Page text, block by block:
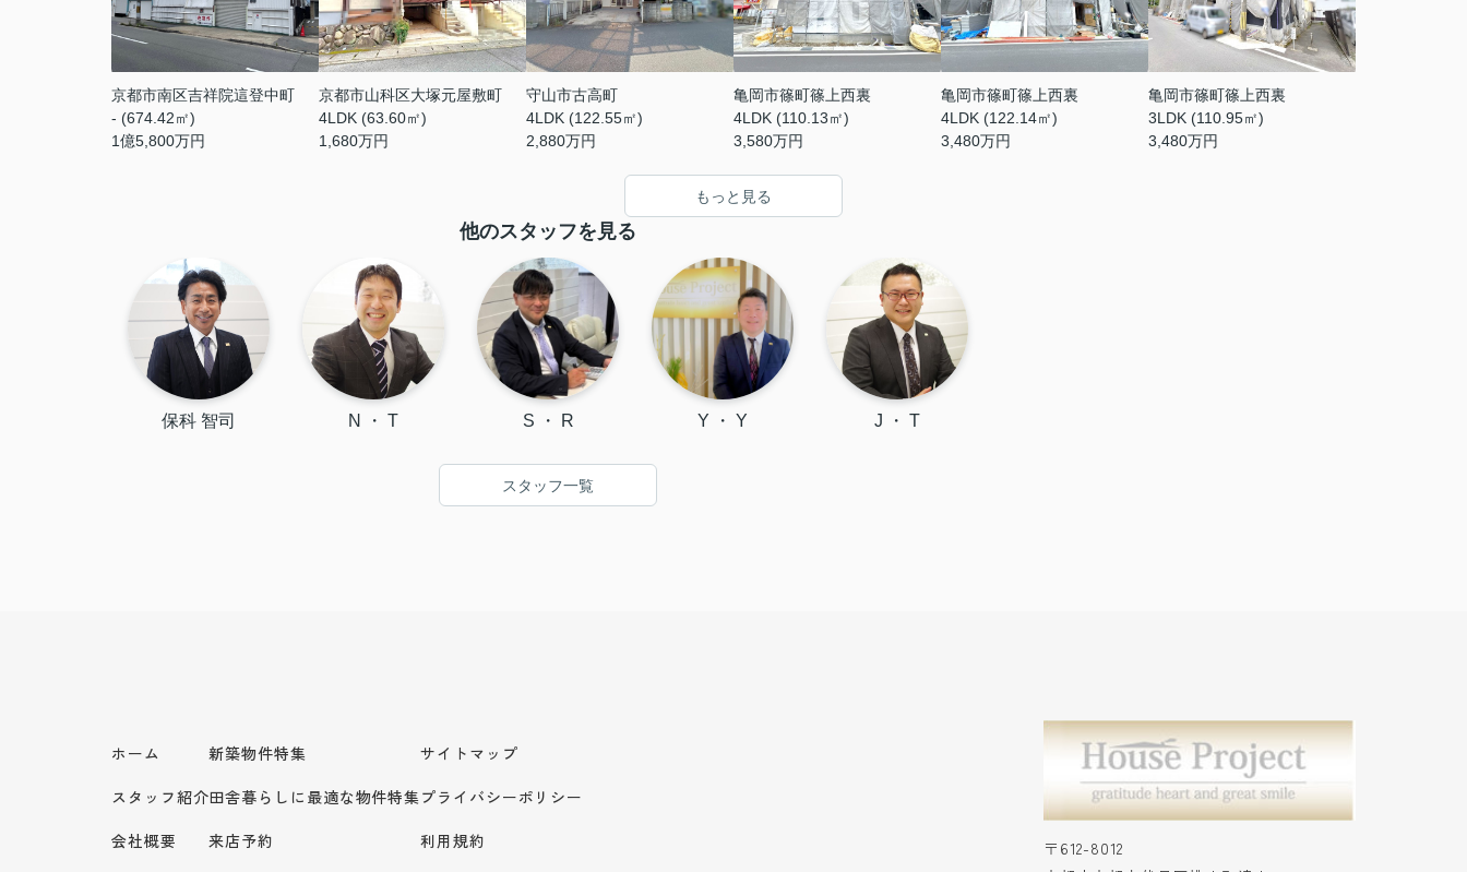
京都市南区吉祥院這登中町
- (674.42㎡)
1億5,800万円
京都市山科区大塚元屋敷町
4LDK (63.60㎡)
1,680万円
守山市古高町
4LDK (122.55㎡)
2,880万円
亀岡市篠町篠上西裏
4LDK (110.13㎡)
3,580万円
亀岡市篠町篠上西裏
4LDK (122.14㎡)
3,480万円
亀岡市篠町篠上西裏
3LDK (110.95㎡)
3,480万円
もっと見る
他のスタッフを見る
保科 智司 N ・ T S ・ R Y ・ Y J ・ T
スタッフ一覧
ホーム
スタッフ紹介
会社概要
新築物件特集
田舎暮らしに最適な物件特集
来店予約
サイトマップ
プライバシーポリシー
利用規約
〒612-8012